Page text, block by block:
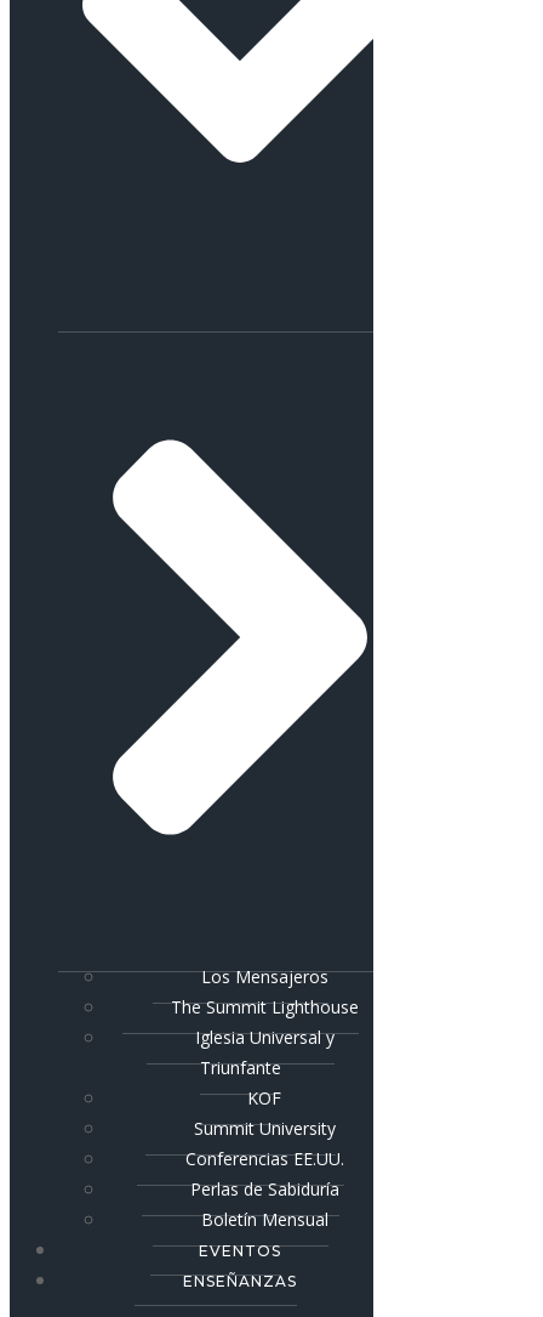
Los Mensajeros
The Summit Lighthouse
Iglesia Universal y
Triunfante
KOF
Summit University
Conferencias EE.UU.
Perlas de Sabiduría
Boletín Mensual
EVENTOS
ENSEÑANZAS